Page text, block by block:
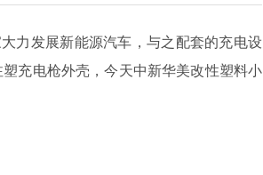
力发展新能源汽车，与之配套的充电设
充电枪外壳，今天中新华美改性塑料小